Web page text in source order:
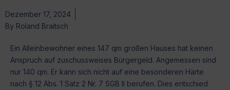
Dezember 17, 2024
By Roland Braitsch
Ein Alleinbewohner eines 147 qm großen Hauses hat keinen
Anspruch auf zuschussweises Bürgergeld. Angemessen sind
nur 140 qm. Er kann sich nicht auf eine besonderen Härte
nach § 12 Abs. 1 Satz 2 Nr. 7 SGB II berufen. Dies entschied